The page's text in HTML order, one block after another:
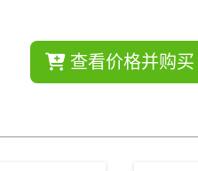
查看价格并购买